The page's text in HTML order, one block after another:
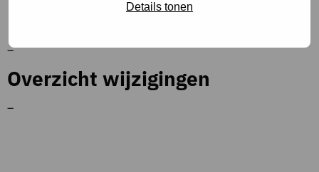
Details tonen
Bronnen en referenties
–
Overzicht wijzigingen
–